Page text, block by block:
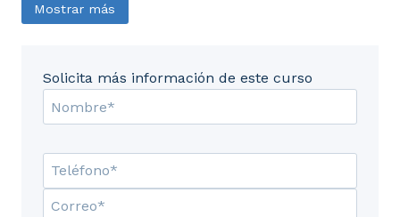
Mostrar más
Solicita más información de este curso